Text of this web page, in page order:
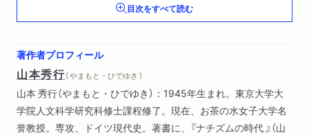
第３章 民族共同体の夢と現実（記憶に残らない不満と批判
いい時代だった
たいていの家でもめごとがおきた
ハンチングはタブーだった）
第４章 ユダヤ人、戦争、外国人労働者（内に向けて発動される
人種主義
もったいないという反応
目次をすべて読む
著作者プロフィール
山本秀行（ やまもと・ひでゆき ）
山本 秀行（やまもと・ひでゆき）：1945年生まれ。東京大学大
学院人文科学研究科修士課程修了。現在、お茶の水女子大学名
誉教授。専攻、ドイツ現代史。著書に、『ナチズムの時代 』（山